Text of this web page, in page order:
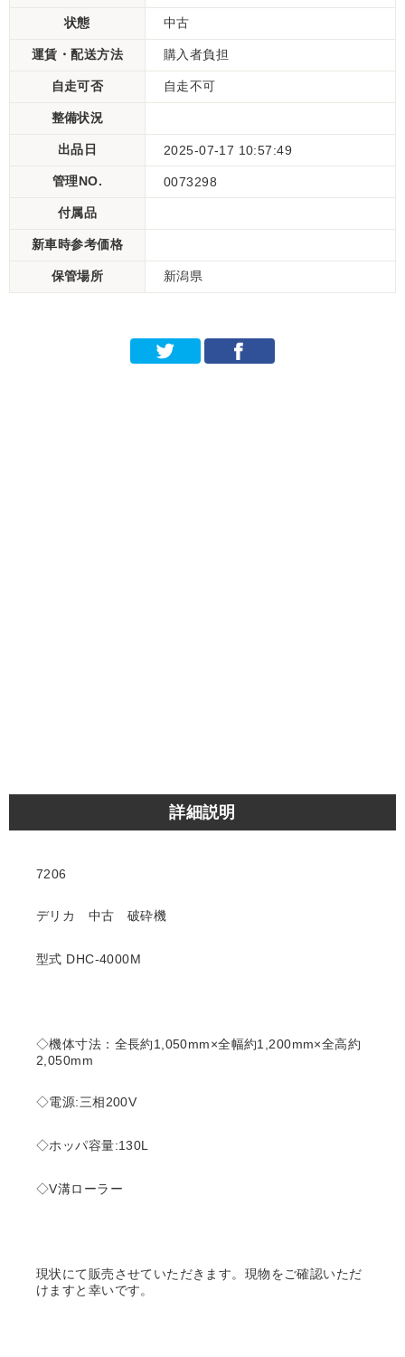
状態 中古
運賃・配送方法 購入者負担
自走可否 自走不可
整備状況
出品日 2025-07-17 10:57:49
管理NO. 0073298
付属品
新車時参考価格
保管場所 新潟県
詳細説明
7206
デリカ 中古 破砕機
型式 DHC-4000M
◇機体寸法：全長約1,050mm×全幅約1,200mm×全高約
2,050mm
◇電源:三相200V
◇ホッパ容量:130L
◇V溝ローラー
現状にて販売させていただきます。現物をご確認いただ
けますと幸いです。